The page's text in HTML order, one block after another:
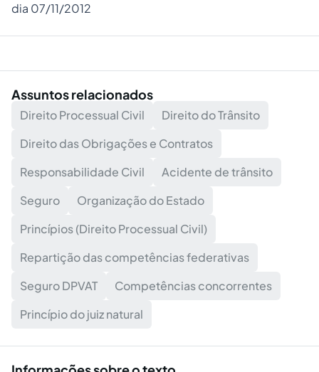
dia 07/11/2012
Assuntos relacionados
Direito Processual Civil
Direito do Trânsito
Direito das Obrigações e Contratos
Responsabilidade Civil
Acidente de trânsito
Seguro
Organização do Estado
Princípios (Direito Processual Civil)
Repartição das competências federativas
Seguro DPVAT
Competências concorrentes
Princípio do juiz natural